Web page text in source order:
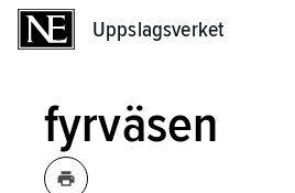
Uppslagsverket
fyrväsen